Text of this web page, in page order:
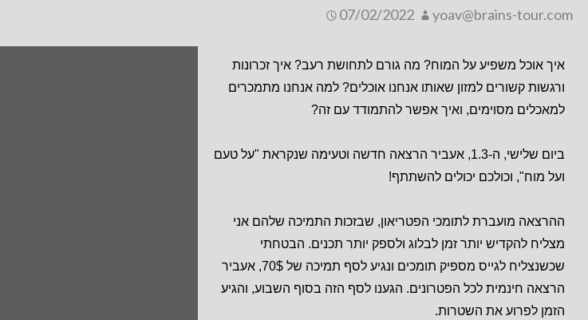
07/02/2022 yoav@brains-tour.com
איך אוכל משפיע על המוח? מה גורם לתחושת רעב? איך זכרונות
ורגשות קשורים למזון שאותו אנחנו אוכלים? למה אנחנו מתמכרים
למאכלים מסוימים, ואיך אפשר להתמודד עם זה?
ביום שלישי, ה-1.3, אעביר הרצאה חדשה וטעימה שנקראת "על טעם
ועל מוח", וכולכם יכולים להשתתף!
ההרצאה מועברת לתומכי הפטריאון, שבזכות התמיכה שלהם אני
מצליח להקדיש יותר זמן לבלוג ולספק יותר תכנים. הבטחתי
שכשנצליח לגייס מספיק תומכים ונגיע לסף תמיכה של 70$, אעביר
הרצאה חינמית לכל הפטרונים. הגענו לסף הזה בסוף השבוע, והגיע
הזמן לפרוע את השטרות.